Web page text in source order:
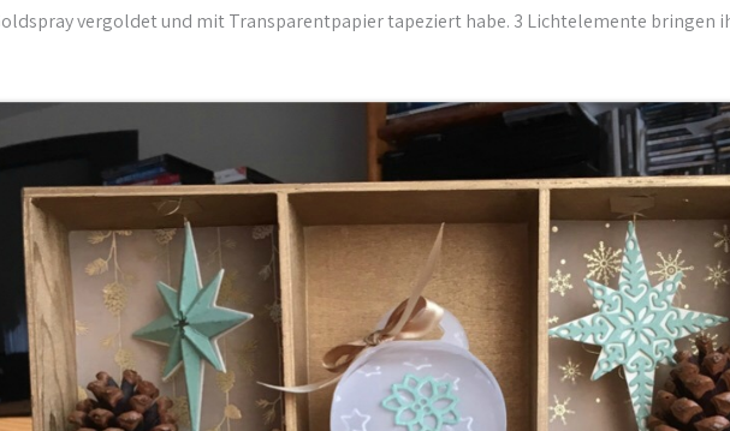
vergoldet und mit Transparentpapier tapeziert habe. 3 Lichtelemente bringen